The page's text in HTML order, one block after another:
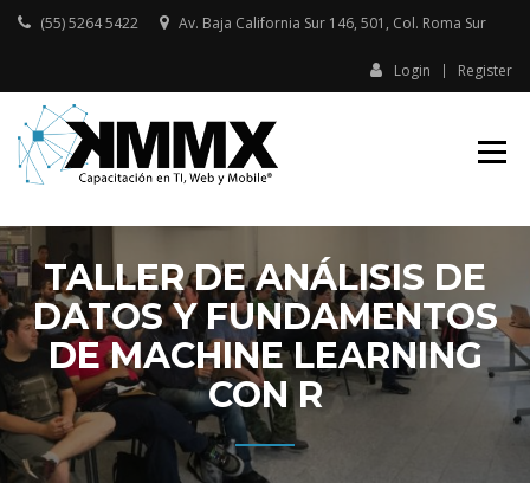
Skip
(55) 5264 5422 Av. Baja California Sur 146, 501, Col. Roma Sur​
Login Register
CAPACITACIÓN
TALLER DE ANÁLISIS DE
DATOS Y FUNDAMENTOS
DE MACHINE LEARNING
CON R